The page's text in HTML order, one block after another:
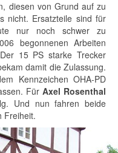
diesen von Grund auf zu
nicht. Ersatzteile sind für
nur noch schwer zu
begonnenen Arbeiten
15 PS starke Trecker
damit die Zulassung.
Kennzeichen OHA-PD
FürAxel Rosenthal
Und nun fahren beide
Freiheit.